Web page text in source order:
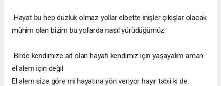
Hayat bu hep düzlük olmaz yollar elbette inişler çıkışlar olacak
mühim olan bizim bu yollarda nasıl yürüdüğümüz.
Birde kendimize ait olan hayatı kendimiz için yaşayalım aman
el alem için değil
El alem size göre mi hayatına yön veriyor hayır tabii ki de.